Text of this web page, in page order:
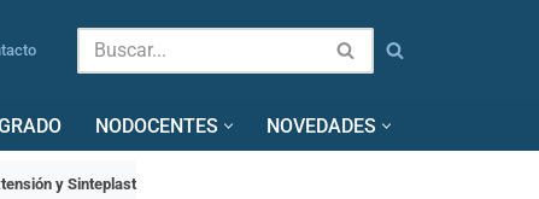
NODOCENTES NOVEDADES
y Sinteplast